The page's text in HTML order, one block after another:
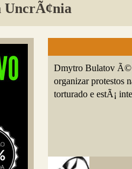
UncrÃ¢nia
Dmytro Bulatov Ã©
organizar protestos
torturado e estÃ¡